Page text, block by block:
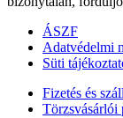
ÁSZF
Adatvédelmi
Süti
Fizetés és
Törzsvásárlói